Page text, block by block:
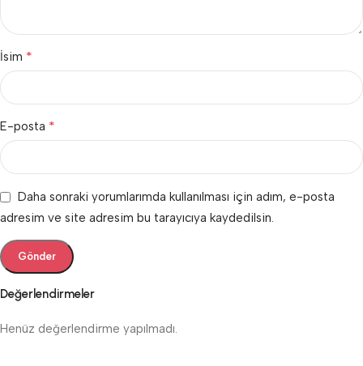
Değerlendirmeler
Henüz değerlendirme yapılmadı.
İsim *
E-posta *
Daha sonraki yorumlarımda kullanılması için adım, e-posta
adresim ve site adresim bu tarayıcıya kaydedilsin.